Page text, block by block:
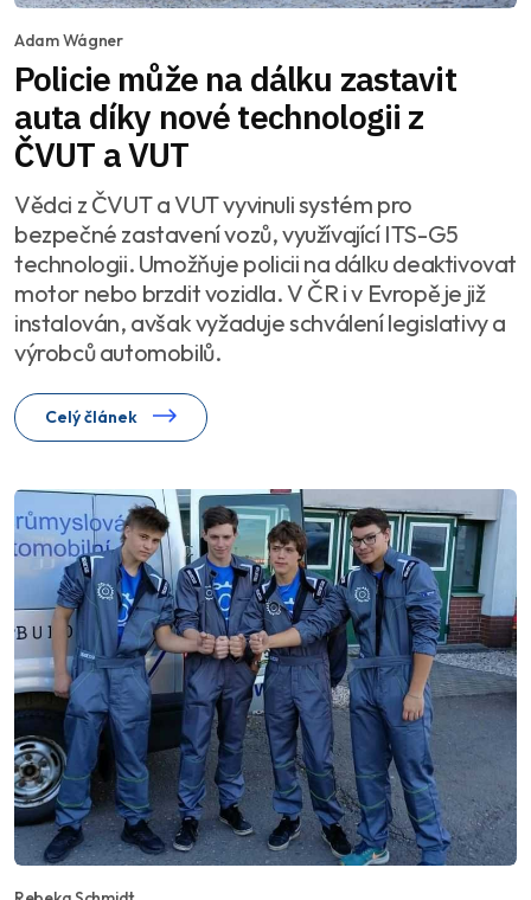
Adam Wágner
Policie může na dálku zastavit
auta díky nové technologii z
ČVUT a VUT
Vědci z ČVUT a VUT vyvinuli systém pro
bezpečné zastavení vozů, využívající ITS-G5
technologii. Umožňuje policii na dálku deaktivovat
motor nebo brzdit vozidla. V ČR i v Evropě je již
instalován, avšak vyžaduje schválení legislativy a
výrobců automobilů.
Celý článek